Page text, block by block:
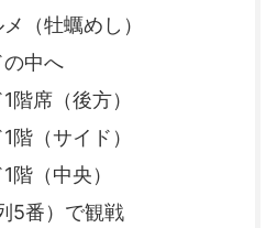
（牡蠣めし）
の中へ
階席（後方）
階（サイド）
階（中央）
5番）で観戦